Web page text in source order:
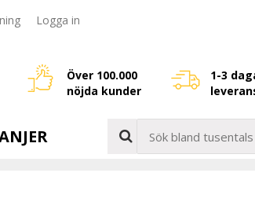
Logga in
Över 100.000
nöjda kunder
1-3